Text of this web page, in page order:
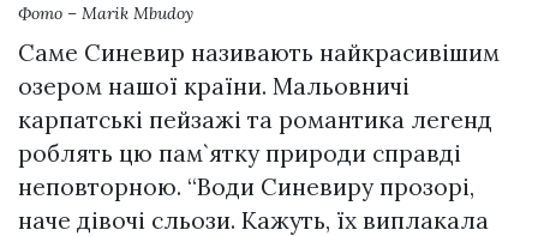
Фото – Marik Mbudoy
Саме Синевир називають найкрасивішим
озером нашої країни. Мальовничі
карпатські пейзажі та романтика легенд
роблять цю пам`ятку природи справді
неповторною. “Води Синевиру прозорі,
наче дівочі сльози. Кажуть, їх виплакала